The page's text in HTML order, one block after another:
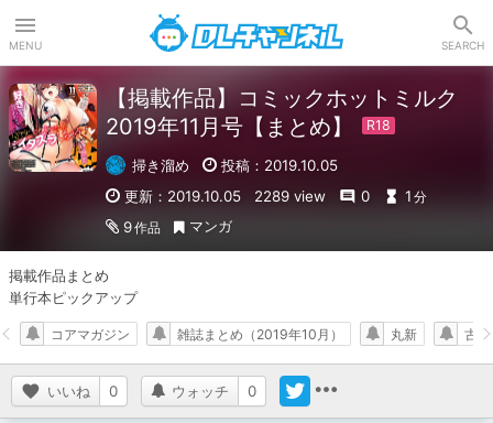
MENU SEARCH
【掲載作品】コミックホットミルク
2019年11月号【まとめ】
掃き溜め
投稿：2019.10.05
更新：2019.10.05
2289 view 0 1 分
9作品 マンガ
掲載作品まとめ
単行本ピックアップ
いいね 0 ウォッチ 0
コアマガジン 雑誌まとめ（2019年10月） 丸新 古